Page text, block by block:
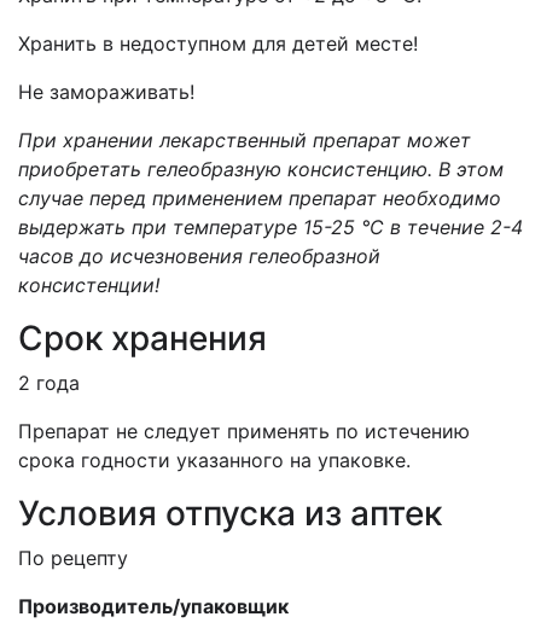
Хранить в недоступном для детей месте!
Не замораживать!
При хранении лекарственный препарат может
приобретать гелеобразную консистенцию. В этом
случае перед применением препарат необходимо
выдержать при температуре 15-25 °С в течение 2-4
часов до исчезновения гелеобразной
консистенции!
Срок хранения
2 года
Препарат не следует применять по истечению
срока годности указанного на упаковке.
Условия отпуска из аптек
По рецепту
Производитель/упаковщик